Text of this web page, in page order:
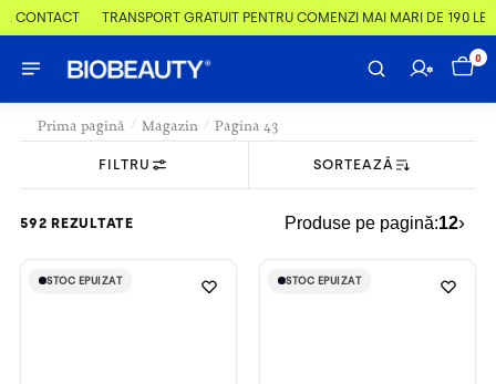
CONTACT TRANSPORT GRATUIT PENTRU COMENZI MAI MARI DE 190 LEI
0
Prima pagină / Magazin / Pagina 43
FILTRU SORTEAZĂ
592 REZULTATE Produse pe pagină:12›
STOC EPUIZAT
STOC EPUIZAT STOC EPUIZAT
STOC EPUIZAT